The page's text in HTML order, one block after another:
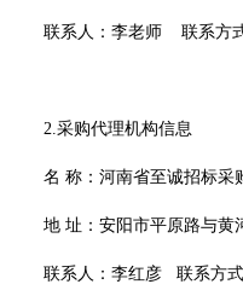
联系人：李老师 联系方
2.采购代理机构信息
名 称：河南省至诚招标采
地 址：安阳市平原路与黄
联系人： 李红彦 联系方式